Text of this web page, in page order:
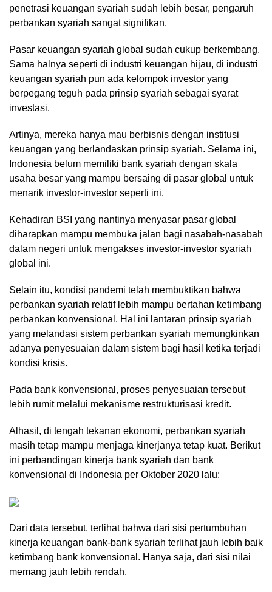
penetrasi keuangan syariah sudah lebih besar, pengaruh
perbankan syariah sangat signifikan.
Pasar keuangan syariah global sudah cukup berkembang.
Sama halnya seperti di industri keuangan hijau, di industri
keuangan syariah pun ada kelompok investor yang
berpegang teguh pada prinsip syariah sebagai syarat
investasi.
Artinya, mereka hanya mau berbisnis dengan institusi
keuangan yang berlandaskan prinsip syariah. Selama ini,
Indonesia belum memiliki bank syariah dengan skala
usaha besar yang mampu bersaing di pasar global untuk
menarik investor-investor seperti ini.
Kehadiran BSI yang nantinya menyasar pasar global
diharapkan mampu membuka jalan bagi nasabah-nasabah
dalam negeri untuk mengakses investor-investor syariah
global ini.
Selain itu, kondisi pandemi telah membuktikan bahwa
perbankan syariah relatif lebih mampu bertahan ketimbang
perbankan konvensional. Hal ini lantaran prinsip syariah
yang melandasi sistem perbankan syariah memungkinkan
adanya penyesuaian dalam sistem bagi hasil ketika terjadi
kondisi krisis.
Pada bank konvensional, proses penyesuaian tersebut
lebih rumit melalui mekanisme restrukturisasi kredit.
Alhasil, di tengah tekanan ekonomi, perbankan syariah
masih tetap mampu menjaga kinerjanya tetap kuat. Berikut
ini perbandingan kinerja bank syariah dan bank
konvensional di Indonesia per Oktober 2020 lalu:
Dari data tersebut, terlihat bahwa dari sisi pertumbuhan
kinerja keuangan bank-bank syariah terlihat jauh lebih baik
ketimbang bank konvensional. Hanya saja, dari sisi nilai
memang jauh lebih rendah.